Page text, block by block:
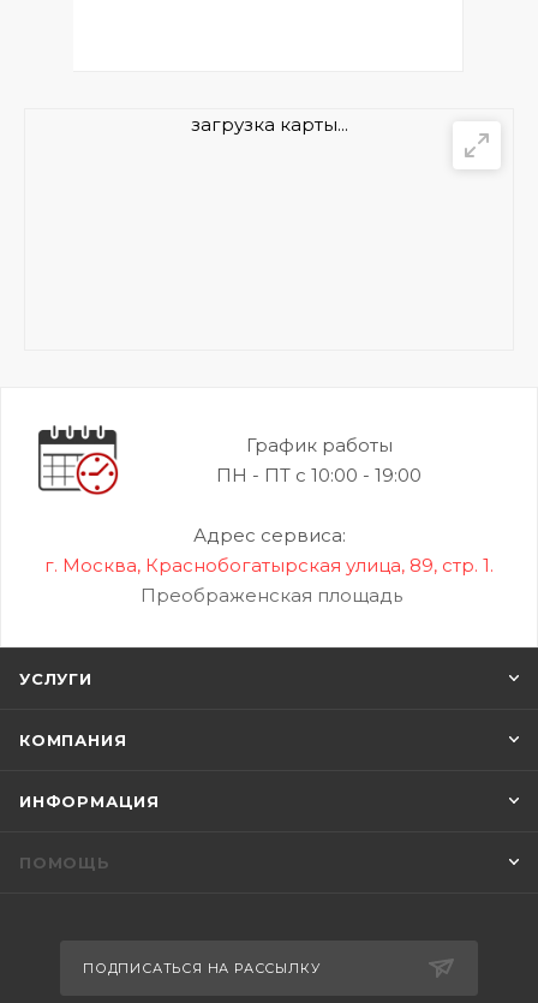
загрузка карты...
График работы
ПН - ПТ с 10:00 - 19:00
Адрес сервиса:
г. Москва, Краснобогатырская улица, 89, стр. 1.
Преображенская площадь
УСЛУГИ
КОМПАНИЯ
ИНФОРМАЦИЯ
ПОМОЩЬ
ПОДПИСАТЬСЯ НА РАССЫЛКУ